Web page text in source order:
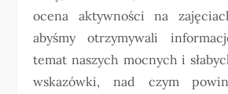
ocena aktywności na
abyśmy otrzymywali
temat naszych mocnych i
wskazówki, nad czym